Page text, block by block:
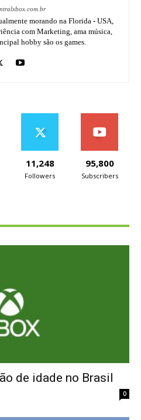
morando na Florida - USA,
com Marketing, ama música,
hobby são os games.
11,248
Followers
95,800
Subscribers
de idade no Brasil
0